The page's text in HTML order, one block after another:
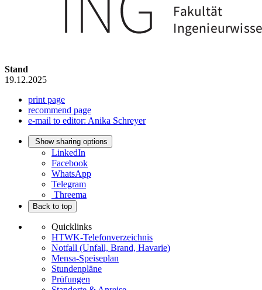
Stand
19.12.2025
print page
recommend page
e-mail to editor: Anika Schreyer
Show sharing options
LinkedIn
Facebook
WhatsApp
Telegram
Threema
Back to top
Quicklinks
HTWK-Telefonverzeichnis
Notfall (Unfall, Brand, Havarie)
Mensa-Speiseplan
Stundenpläne
Prüfungen